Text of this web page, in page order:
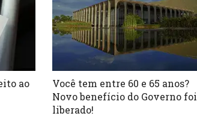
ao
Você tem entre 60 e 65 anos?
Novo benefício do Governo foi
liberado!